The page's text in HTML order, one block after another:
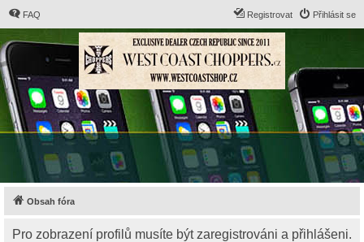
FAQ Přihlásit se
Registrovat
Obsah fóra
Pro zobrazení profilů musíte být zaregistrováni a přihlášeni.